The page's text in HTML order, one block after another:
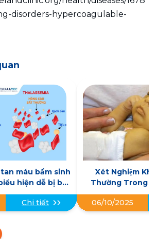
disorders-hypercoagulable-
máu bẩm sinh
hiện dễ bị bỏ
Chi tiết
Xét Nghiệm
Thường Trong
Nên Thực
06/10/2025